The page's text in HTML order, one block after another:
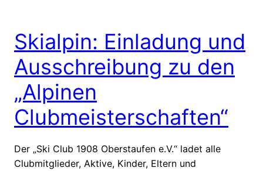
Skialpin: Einladung und
Ausschreibung zu den
„Alpinen
Clubmeisterschaften“
Der „Ski Club 1908 Oberstaufen e.V.“ ladet alle
Clubmitglieder, Aktive, Kinder, Eltern und